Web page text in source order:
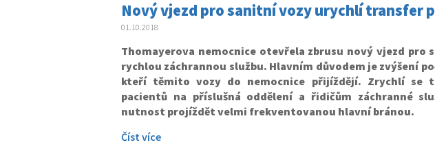
Nový vjezd pro sanitní vozy urychlí transfer
01.10.2018
Thomayerova nemocnice otevřela zbrusu nový vjezd pro
rychlou záchrannou službu. Hlavním důvodem je zvýšení
kteří těmito vozy do nemocnice přijíždějí. Zrychlí se
pacientů na příslušná oddělení a řidičům záchranné
nutnost projíždět velmi frekventovanou hlavní bránou.
Číst více